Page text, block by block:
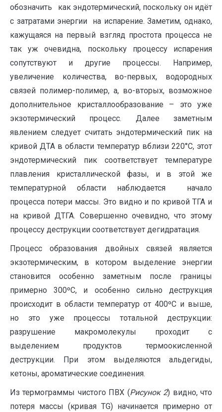
обозначить как эндотермический, поскольку он идёт
с затратами энергии на испарение. Заметим, однако,
кажущаяся на первый взгляд простота процесса не
так уж очевидна, поскольку процессу испарения
сопутствуют и другие процессы. Например,
увеличение количества, во-первых, водородных
связей полимер-полимер, а, во-вторых, возможное
дополнительное кристаллообразование – это уже
экзотермический процесс. Далее заметным
явлением следует считать эндотермический пик на
кривой ДТА в области температур вблизи 220°С, этот
эндотермический пик соответствует температуре
плавления кристаллической фазы, и в этой же
температурной области наблюдается начало
процесса потери массы. Это видно и по кривой ТГА и
на кривой ДТГА. Совершенно очевидно, что этому
процессу деструкции соответствует дегидратация.
Процесс образования двойных связей является
экзотермическим, в котором выделение энергии
становится особенно заметным после границы
примерно 300ºС, и особенно сильно деструкция
происходит в области температур от 400ºС и выше,
но это уже процессы тотальной деструкции:
разрушение макромолекулы проходит с
выделением продуктов термоокисленной
деструкции. При этом выделяются альдегиды,
кетоны, ароматические соединения.
Из термограммы чистого ПВХ (Рисунок 2) видно, что
потеря массы (кривая ТG) начинается примерно от